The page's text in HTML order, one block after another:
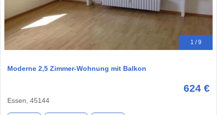
1 / 9
Moderne 2,5 Zimmer-Wohnung mit Balkon
624 €
Essen, 45144